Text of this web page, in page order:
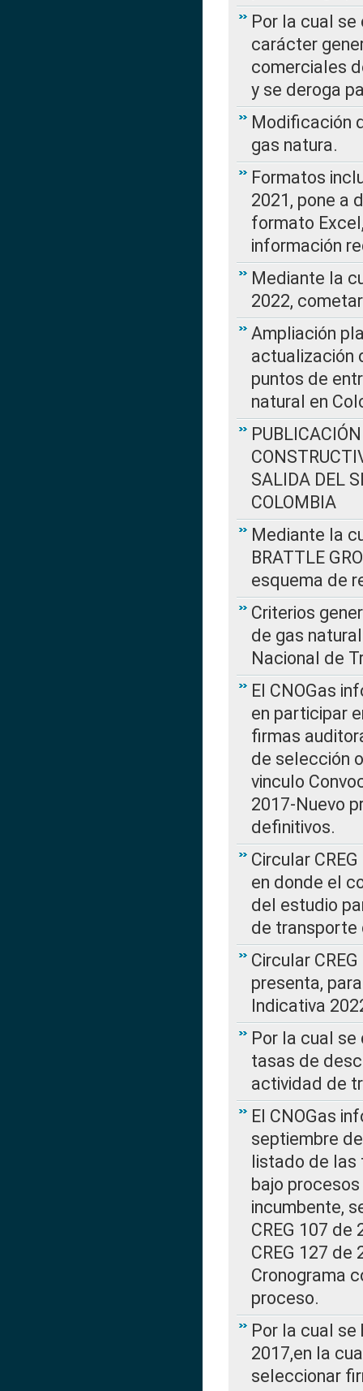
Por la cual
carácter
comerciales
y se deroga
Modificación
gas natura.
Formatos
2021, pone a
formato
información
Mediante la
2022,
Ampliación
actualización
puntos de
natural en
SALIDA DEL
COLOMBIA
Mediante la
BRATTLE
esquema de
Criterios
de gas
Nacional de
El CNOGas
en participar
firmas
de selección
vinculo
2017-Nuevo
definitivos.
Circular
en donde el
del estudio
de transporte
Circular
presenta,
Indicativa
Por la cual
tasas de
actividad de
El CNOGas
septiembre
listado de las
bajo
incumbente,
CREG 107
CREG 127 de
Cronograma
proceso.
Por la cual se
2017,en la
seleccionar